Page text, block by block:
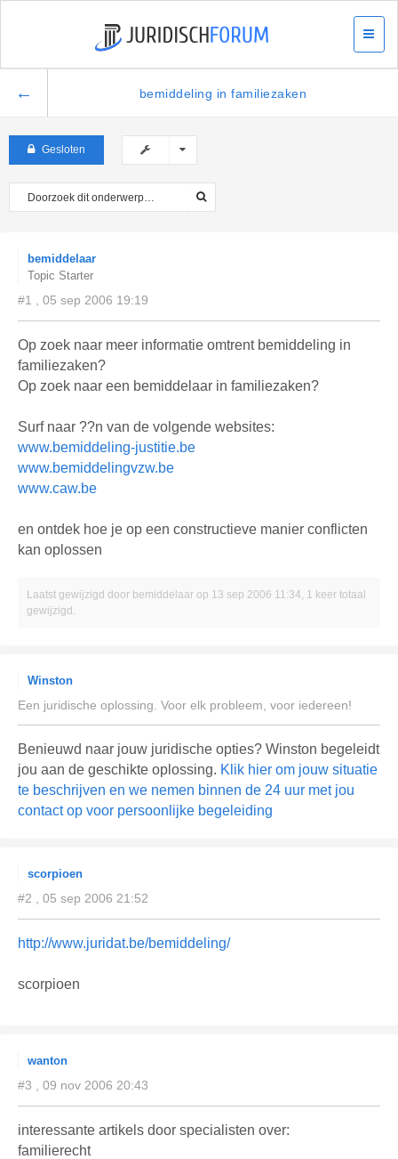
← bemiddeling in familiezaken
Gesloten
bemiddelaar
Topic Starter
#1 , 05 sep 2006 19:19
Op zoek naar meer informatie omtrent bemiddeling in
familiezaken?
Op zoek naar een bemiddelaar in familiezaken?
Surf naar ??n van de volgende websites:
www.bemiddeling-justitie.be
www.bemiddelingvzw.be
www.caw.be
en ontdek hoe je op een constructieve manier conflicten
kan oplossen
Laatst gewijzigd door bemiddelaar op 13 sep 2006 11:34, 1 keer totaal
gewijzigd.
Winston
Een juridische oplossing. Voor elk probleem, voor iedereen!
Benieuwd naar jouw juridische opties? Winston begeleidt
jou aan de geschikte oplossing. Klik hier om jouw situatie
te beschrijven en we nemen binnen de 24 uur met jou
contact op voor persoonlijke begeleiding
scorpioen
#2 , 05 sep 2006 21:52
http://www.juridat.be/bemiddeling/
scorpioen
wanton
#3 , 09 nov 2006 20:43
interessante artikels door specialisten over:
familierecht